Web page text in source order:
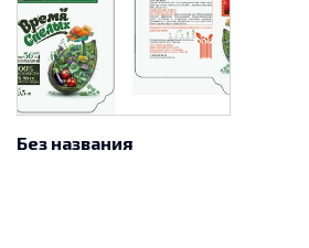
Без названия